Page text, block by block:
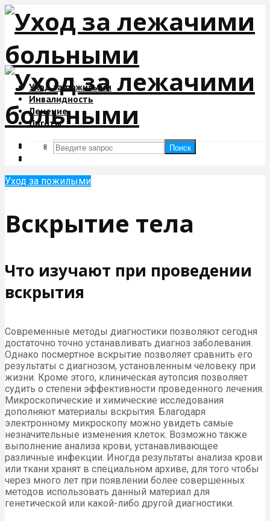
Уход за пожилыми
Инвалидность
Лечение
Льготы
Поиск
Поиск
Уход за пожилыми
Вскрытие тела
Что изучают при проведении
вскрытия
Современные методы диагностики позволяют сегодня
достаточно точно устанавливать диагноз заболевания.
Однако посмертное вскрытие позволяет сравнить его
результаты с диагнозом, установленным человеку при
жизни. Кроме этого, клиническая аутопсия позволяет
судить о степени эффективности проведенного лечения.
Микроскопические и химические исследования
дополняют материалы вскрытия. Благодаря
электронному микроскопу можно увидеть самые
незначительные изменения клеток. Возможно также
выполнение анализа крови, устанавливающее
различные инфекции. Иногда результаты анализа крови
или ткани хранят в специальном архиве, для того чтобы
через много лет при появлении более совершенных
методов использовать данный материал для
генетической или какой-либо другой диагностики.